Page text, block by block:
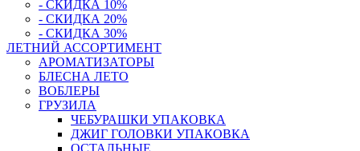
- СКИДКА 10%
- СКИДКА 20%
- СКИДКА 30%
ЛЕТНИЙ АССОРТИМЕНТ
АРОМАТИЗАТОРЫ
БЛЕСНА ЛЕТО
ВОБЛЕРЫ
ГРУЗИЛА
ЧЕБУРАШКИ УПАКОВКА
ДЖИГ ГОЛОВКИ УПАКОВКА
ОСТАЛЬНЫЕ